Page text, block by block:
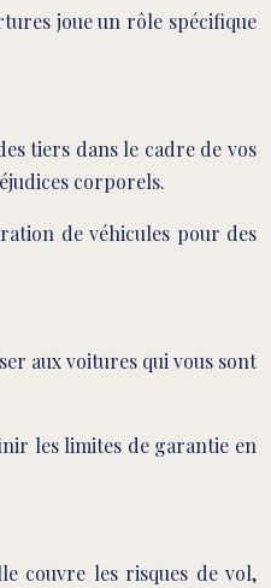
joue un rôle spécifique
tiers dans le cadre de vos
corporels.
de véhicules pour des
aux voitures qui vous sont
les limites de garantie en
couvre les risques de vol,